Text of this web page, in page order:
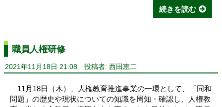
続きを読む
職員人権研修
2021年11月18日 21:08 投稿者: 西田恵二
11月18日（木）、人権教育推進事業の一環として、「同和
問題」の歴史や現状についての知識を周知・確認し、人権教